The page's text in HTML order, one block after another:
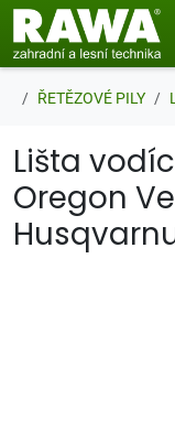
RAWA zahradní a
ŘETĚZOVÉ PILY
Lišta
Oregon